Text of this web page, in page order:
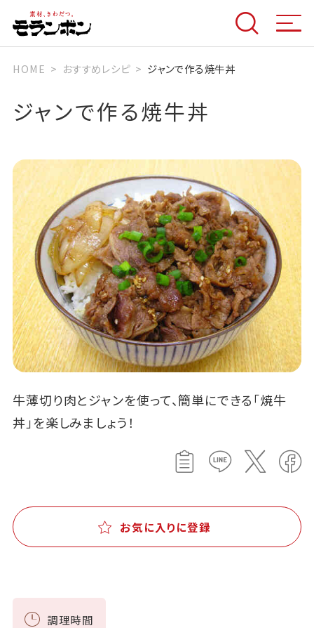
HOME おすすめレシピ ジャンで作る焼牛丼
ジャンで作る焼牛丼
牛薄切り肉とジャンを使って、簡単にできる「焼牛
丼」を楽しみましょう！
お気に入りに登録
調理時間